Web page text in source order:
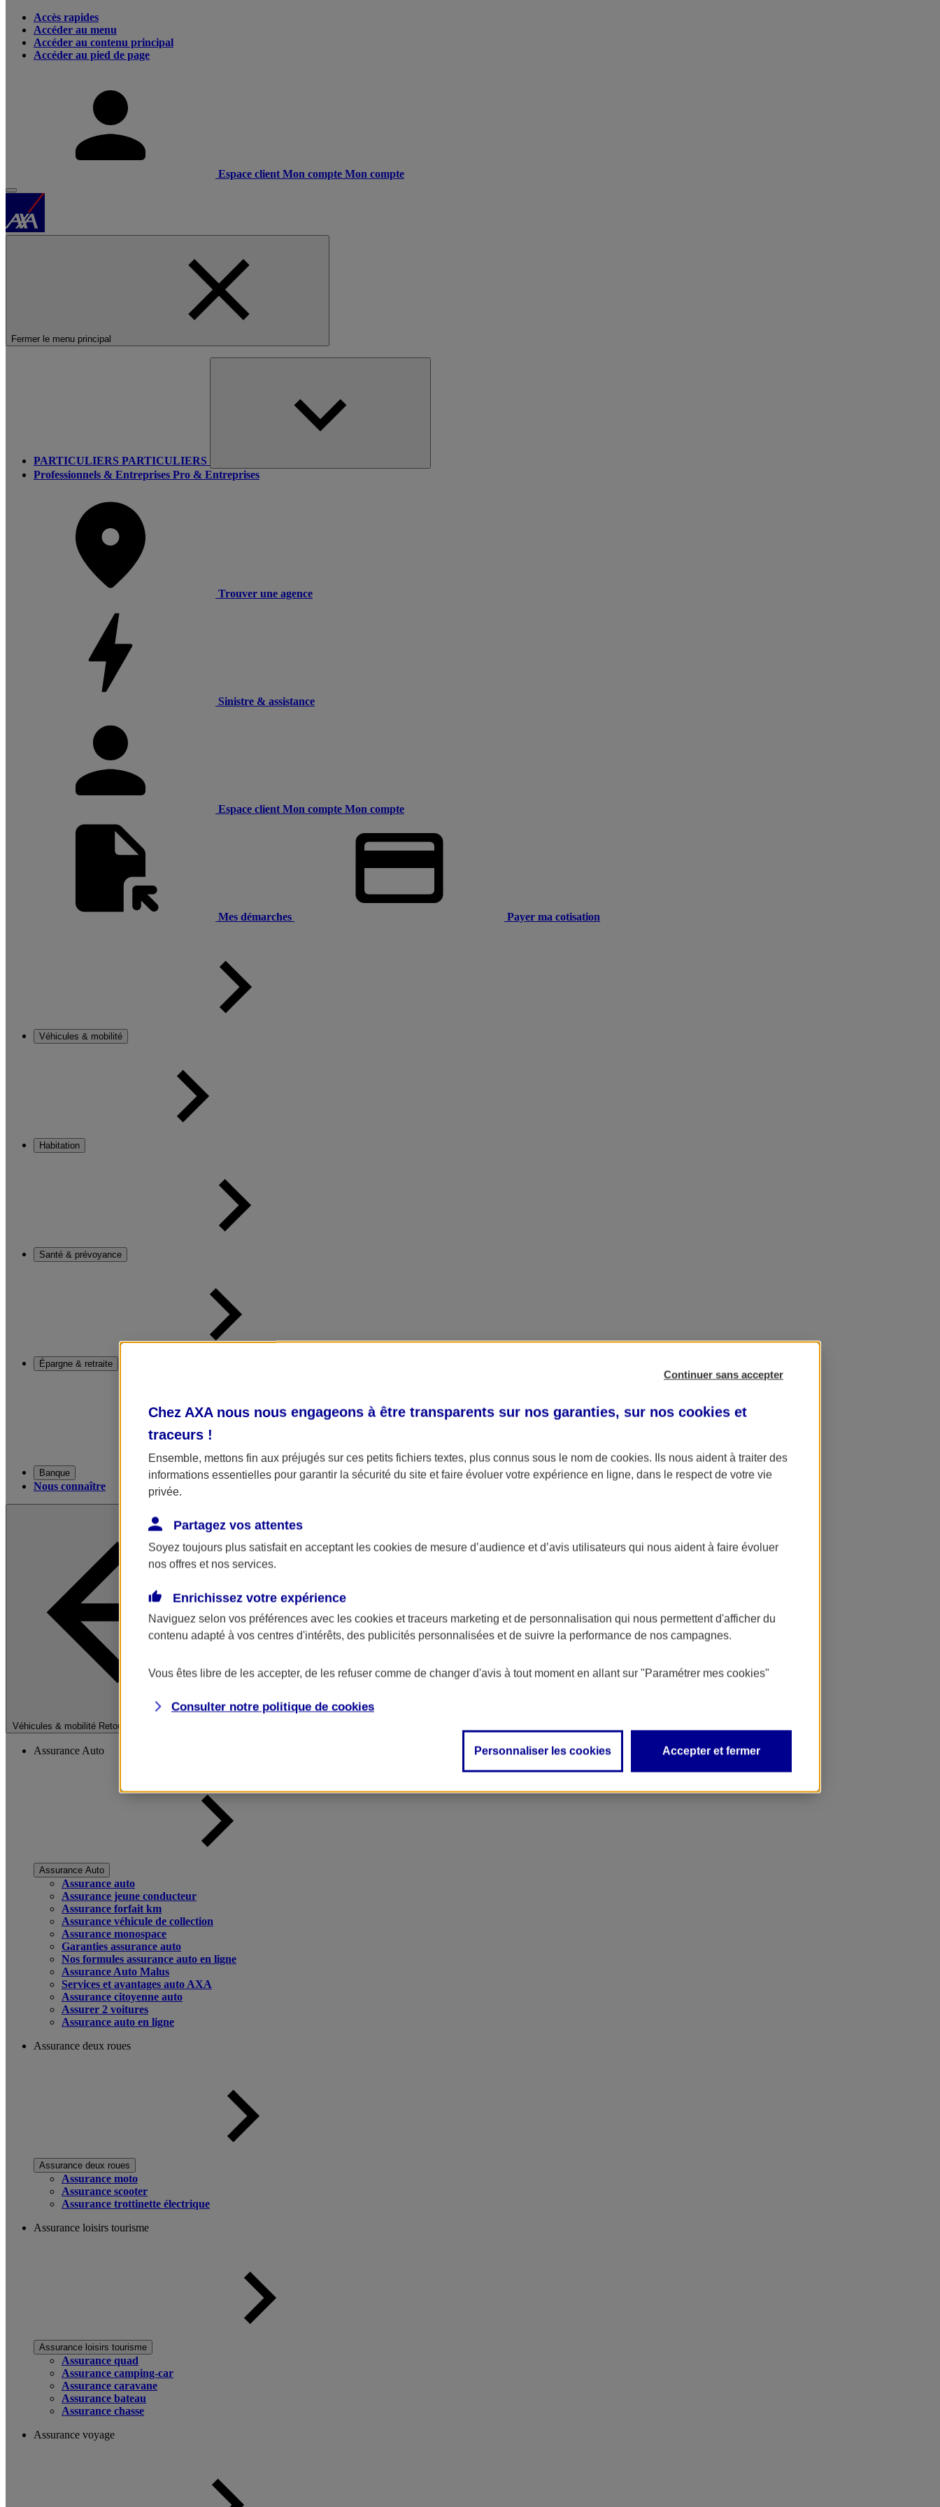
Accès rapides
Accéder au menu
Accéder au contenu principal
Accéder au pied de page
Espace client Mon compte Mon compte
Fermer le menu principal
PARTICULIERS PARTICULIERS
Professionnels & Entreprises Pro & Entreprises
Trouver une agence
Sinistre & assistance
Espace client Mon compte Mon compte
Mes démarches Payer ma cotisation
Véhicules & mobilité
Habitation
Santé & prévoyance
Épargne & retraite
Banque
Nous connaître
Véhicules & mobilité Retour à la section précédente
Fermer le menu principal
Assurance Auto
Assurance Auto
Assurance auto
Assurance jeune conducteur
Assurance forfait km
Assurance véhicule de collection
Assurance monospace
Garanties assurance auto
Nos formules assurance auto en ligne
Assurance Auto Malus
Services et avantages auto AXA
Assurance citoyenne auto
Assurer 2 voitures
Assurance auto en ligne
Assurance deux roues
Assurance deux roues
Assurance moto
Assurance scooter
Assurance trottinette électrique
Assurance loisirs tourisme
Assurance loisirs tourisme
Assurance quad
Assurance camping-car
Assurance caravane
Assurance bateau
Assurance chasse
Assurance voyage
Continuer sans accepter
Chez AXA nous nous engageons à être transparents sur nos garanties, sur nos cookies et
traceurs !
Ensemble, mettons fin aux préjugés sur ces petits fichiers textes, plus connus sous le nom de cookies. Ils nous aident à traiter des
informations essentielles pour garantir la sécurité du site et faire évoluer votre expérience en ligne, dans le respect de votre vie
privée.
Partagez vos attentes
Soyez toujours plus satisfait en acceptant les cookies de mesure d’audience et d’avis utilisateurs qui nous aident à faire évoluer
nos offres et nos services.
Enrichissez votre expérience
Naviguez selon vos préférences avec les cookies et traceurs marketing et de personnalisation qui nous permettent d'afficher du
contenu adapté à vos centres d'intérêts, des publicités personnalisées et de suivre la performance de nos campagnes.
Vous êtes libre de les accepter, de les refuser comme de changer d'avis à tout moment en allant sur "Paramétrer mes cookies"
Consulter notre politique de cookies
Personnaliser les cookies Accepter et fermer